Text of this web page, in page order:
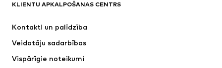
Jaunumi
Šobrīd populāri
Apakšveļa
KLIENTU APKALPOŠANAS CENTRS
Kontakti un palīdzība
Veidotāju sadarbības
Vispārīgie noteikumi